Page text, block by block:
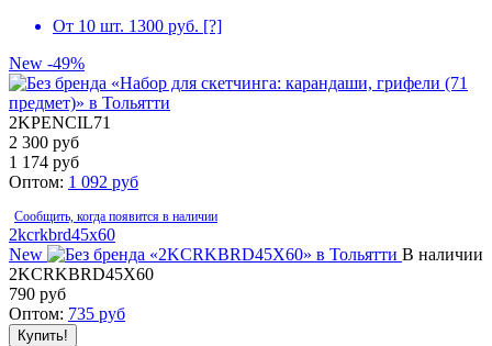
От 10 шт. 1300 руб. [?]
New -49%
2KPENCIL71
2 300 руб
1 174 руб
Оптом: 1 092 руб
Сообщить, когда появится в наличии
2kcrkbrd45x60
New
В наличии
2KCRKBRD45X60
790 руб
Оптом: 735 руб